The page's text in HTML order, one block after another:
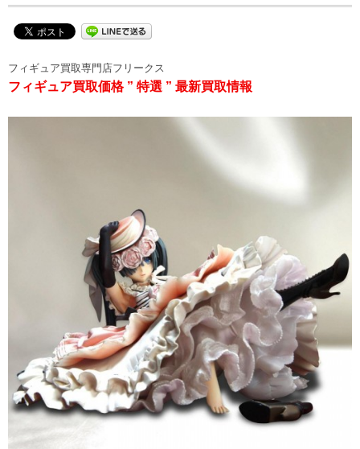
フィギュア買取専門店フリークス
フィギュア買取価格 ” 特選 ” 最新買取情報